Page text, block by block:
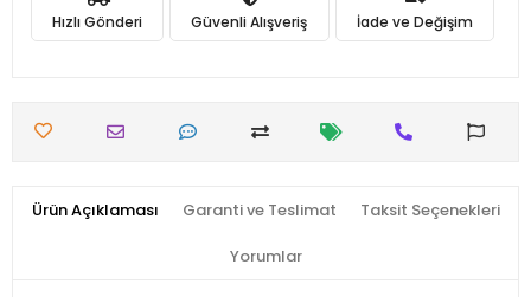
Hızlı Gönderi Güvenli Alışveriş İade ve Değişim
Ürün Açıklaması Garanti ve Teslimat Taksit Seçenekleri
Yorumlar